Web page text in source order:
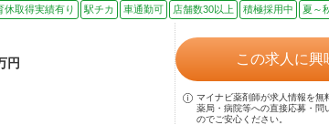
休取得実績有り 駅チカ 車通勤可 店舗数30以上 積極採用中 夏～
円
この求人に興
マイナビ薬剤師が求人情報を無
薬局・病院等への直接応募・問
のでご安心ください。